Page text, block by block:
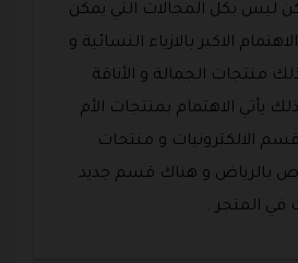
ليس بكل المجالات التي يمكن
الاكبر بالازياء النسائية و
منتجات الجمالة و الأناقة
يأتي الاهتمام بمنتجات الأم
الالكترونيات و منتجات
بالرياض و هناك قسم جديد
في المتجر .